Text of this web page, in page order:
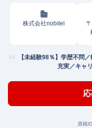
株式会社nobitel
【未経験98％】学歴不問
充実／キャ
原稿ID